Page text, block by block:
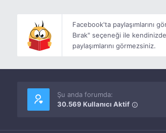
Facebook'ta paylaşımlarını
Bırak" seçeneği ile
paylaşımlarını görmezsiniz.
Şu anda forumda:
30.569 Kullanıcı Aktif